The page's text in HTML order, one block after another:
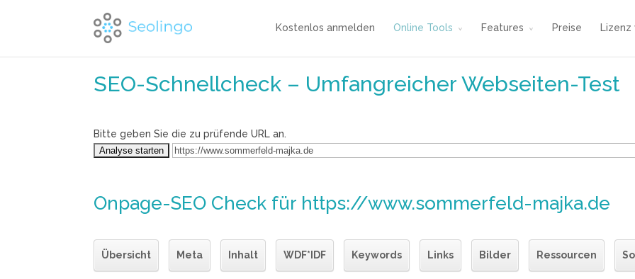
Kostenlos anmelden Online Tools Features Preise Lizenz
SEO-Schnellcheck – Umfangreicher Webseiten-Test
Bitte geben Sie die zu prüfende URL an.
Onpage-SEO Check für https://www.sommerfeld-majka.de
Übersicht Meta Inhalt WDF*IDF Keywords Links Bilder Ressourcen